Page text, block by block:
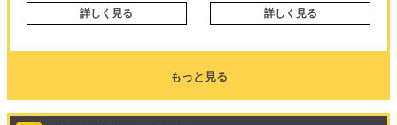
詳しく見る 詳しく見る
もっと見る